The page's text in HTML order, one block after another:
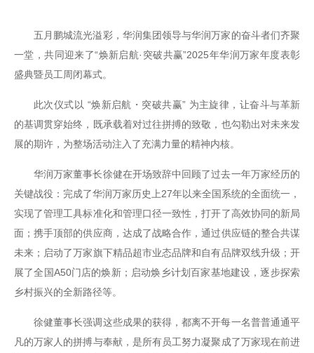
五月鹏城流光溢彩，华润集团领导与华润万家的奋斗者们齐聚
一堂，共同迎来了“焕新启航·突破共赢”2025年华润万家年度表彰
盛典暨员工周闭幕式。
此次仪式以 “焕新启航・突破共赢” 为主旋律，让奋斗与革新
的基调贯穿始终，既承载着对过往拼搏的致敬，也勾勒出对未来发
展的期许，为整场活动注入了充满力量的精神内核。
华润万家董事长徐健在开场致辞中回顾了过去一年万家经历的
关键战役：完成了华润万家历史上27年以来全国系统的全面统一，
实现了管理工具标准化和管理口径一致性，打开了高效协同的新局
面；携手顶部的供应商，达成了战略合作，通过供应链的整合共谋
未来；启动了万家旗下精品超市业态品牌和自有品牌双线升级；开
展了全国A50门店的焕新；启动焕乡计划百家基地建设，逐步探索
乡村振兴的全新路径等。
徐健董事长强调这些成果的获得，都离不开每一名普普通通平
凡的万家人的拼搏与奉献，是所有员工努力凝聚成了万家现在前进